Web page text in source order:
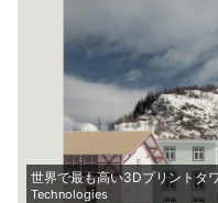
世界で最も高い3Dプリントタ
Technologies